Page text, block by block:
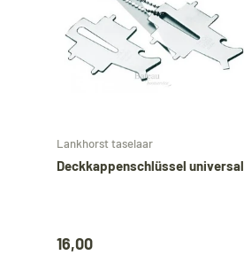
Lankhorst taselaar
Deckkappenschlüssel universal
16,00